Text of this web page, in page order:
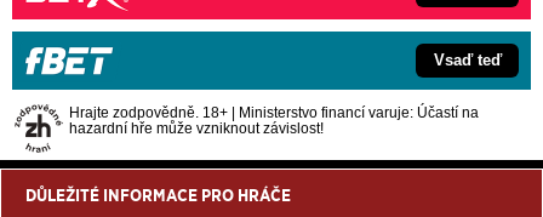
Vsaď teď
Hrajte zodpovědně. 18+ | Ministerstvo financí varuje: Účastí na
hazardní hře může vzniknout závislost!
DŮLEŽITÉ INFORMACE PRO HRÁČE